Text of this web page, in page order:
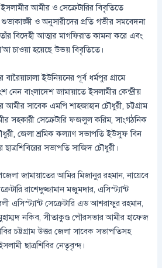
আমীর ও সেক্রেটারির বিবৃতিতে
ও অনুসারীদের প্রতি গভীর সমবেদনা
বিদেহী আত্মার মাগফিরাত কামনা করে এবং
চাওয়া হয়েছে উভয় বিবৃতিতে।
ইউনিয়নের পূর্ব ধর্মপুর গ্রামে
নেন বাংলাদেশ জামায়াতে ইসলামীর কেন্দ্রীয়
আমীর সাবেক এমপি শাহজাহান চৌধুরী, চট্টগ্রাম
সহকারী সেক্রেটারি ফজলুল করিম, সাংগঠনিক
জেলা শ্রমিক কল্যাণ সভাপতি ইউসুফ বিন
ছাত্রশিবিরের সভাপতি সাজিদ চৌধুরী।
জামায়াতের আমির মিজানুর রহমান, নায়েবে
রাশেদুজ্জামান মজুমদার, এসিস্ট্যান্ট
এসিস্ট্যান্ট সেক্রেটারি এড আশরাফুর রহমান,
নকিব, সীতাকুণ্ড পৌরসভার আমীর হাফেজ
চট্টগ্রাম উত্তর জেলা সাবেক সভাপতিসহ
ছাত্রশিবির নেতৃবৃন্দ।